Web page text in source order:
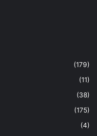
(179)
(11)
(38)
(175)
(4)